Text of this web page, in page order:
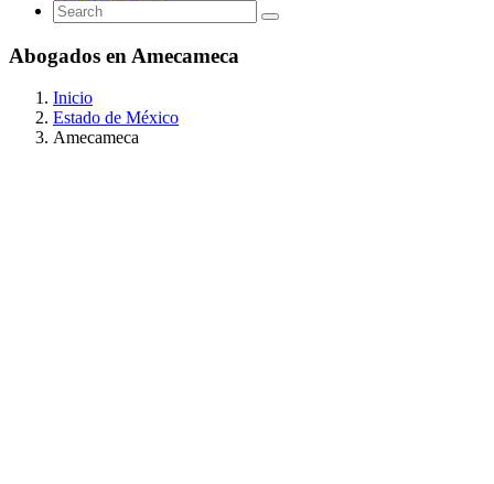
Abogados en Amecameca
Inicio
Estado de México
Amecameca